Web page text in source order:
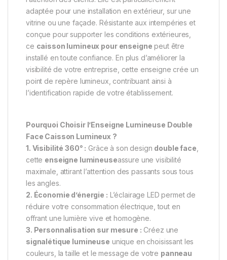
adaptée pour une installation en extérieur, sur une
vitrine ou une façade. Résistante aux intempéries et
conçue pour supporter les conditions extérieures,
ce caisson lumineux pour enseigne peut être
installé en toute confiance. En plus d’améliorer la
visibilité de votre entreprise, cette enseigne crée un
point de repère lumineux, contribuant ainsi à
l’identification rapide de votre établissement.
Pourquoi Choisir l’Enseigne Lumineuse Double
Face Caisson Lumineux ?
1. Visibilité 360° : Grâce à son design double face
cette enseigne lumineuseassure une visibilité
maximale, attirant l’attention des passants sous tous
les angles.
2. Économie d’énergie : L’éclairage LED permet de
réduire votre consommation électrique, tout en
offrant une lumière vive et homogène.
3. Personnalisation sur mesure : Créez une
signalétique lumineuse unique en choisissant les
couleurs, la taille et le message de votre panneau